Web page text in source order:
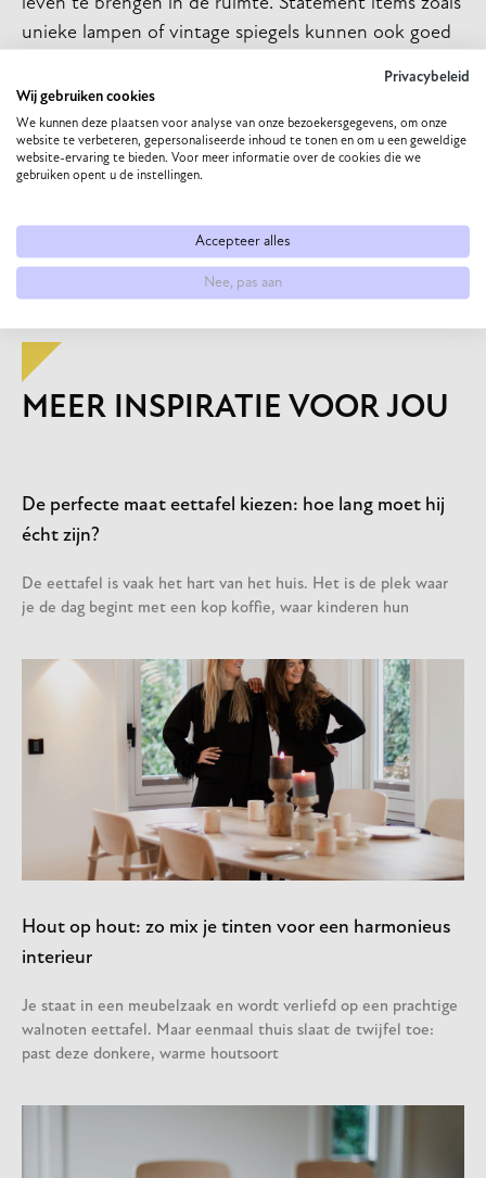
unieke lampen of vintage spiegels kunnen ook goed
te oriënteren voordat je aan de slag gaat met het
veranderen van jouw interieur en om eerst te
beginnen met kleine items. De Urban Rebel trend
geeft jou de kans om een statement te maken met
MEER INSPIRATIE VOOR JOU
De perfecte maat eettafel kiezen: hoe lang moet hij
écht zijn?
De eettafel is vaak het hart van het huis. Het is de plek waar
je de dag begint met een kop koffie, waar kinderen hun
Hout op hout: zo mix je tinten voor een harmonieus
interieur
Je staat in een meubelzaak en wordt verliefd op een prachtige
walnoten eettafel. Maar eenmaal thuis slaat de twijfel toe:
past deze donkere, warme houtsoort
Privacybeleid
Wij gebruiken cookies
We kunnen deze plaatsen voor analyse van onze bezoekersgegevens, om onze
website te verbeteren, gepersonaliseerde inhoud te tonen en om u een geweldige
website-ervaring te bieden. Voor meer informatie over de cookies die we
gebruiken opent u de instellingen.
Accepteer alles
Nee, pas aan